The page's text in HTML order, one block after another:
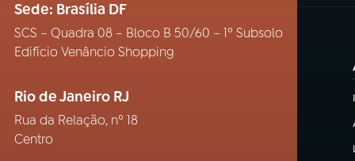
Sede: Brasília DF
SCS – Quadra 08 – Bloco B 50/60 – 1º Subsolo
Edifício Venâncio Shopping
Rio de Janeiro RJ
Rua da Relação, nº 18
Centro